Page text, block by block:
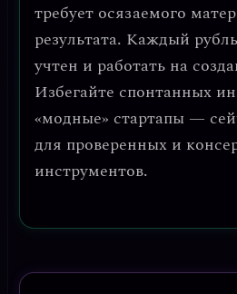
требует осязаемого
результата. Каждый
учтен и работать на
Избегайте спонтанных
«модные» стартапы —
для проверенных и
инструментов.